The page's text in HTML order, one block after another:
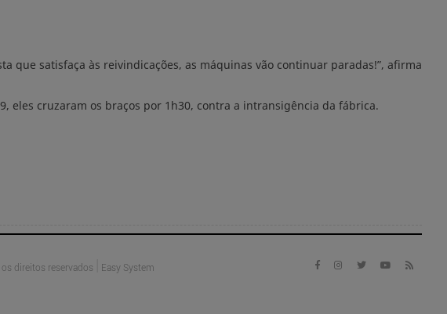
que satisfaça às reivindicações, as máquinas vão continuar paradas!”, afirma
eles cruzaram os braços por 1h30, contra a intransigência da fábrica.
direitos reservados Easy System